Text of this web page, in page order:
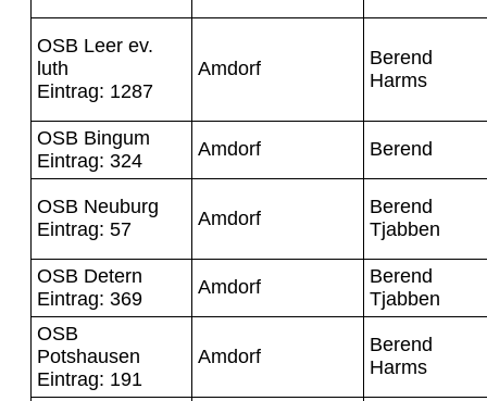
OSB Leer ev.
luth
Eintrag: 1287
Amdorf
Berend
Harms
OSB Bingum
Eintrag: 324
Amdorf Berend
OSB Neuburg
Eintrag: 57
Amdorf
Berend
Tjabben
OSB Detern
Eintrag: 369
Amdorf
Berend
Tjabben
OSB
Potshausen
Eintrag: 191
Amdorf
Berend
Harms